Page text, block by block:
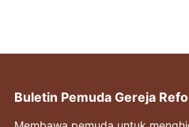
Buletin Pemuda Gereja